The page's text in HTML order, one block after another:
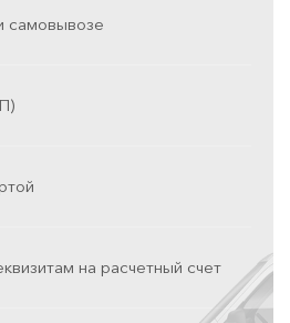
самовывозе
на расчетный счет